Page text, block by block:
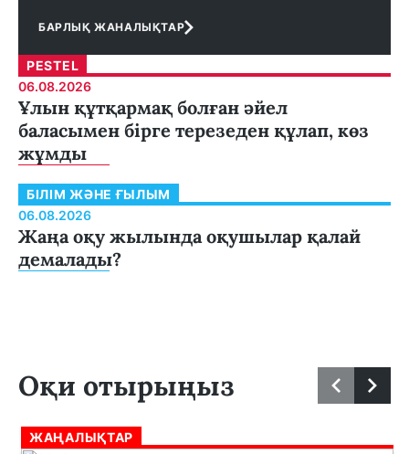
БАРЛЫҚ ЖАНАЛЫҚТАР
PESTEL
06.08.2026
Ұлын құтқармақ болған әйел
баласымен бірге терезеден құлап, көз
жұмды
БІЛІМ ЖӘНЕ ҒЫЛЫМ
06.08.2026
Жаңа оқу жылында оқушылар қалай
демалады?
Оқи отырыңыз
ЖАҢАЛЫҚТАР